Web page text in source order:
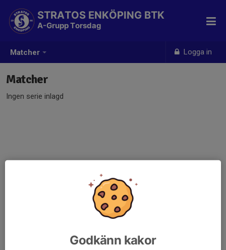
Matcher Logga in
STRATOS ENKÖPING BTK
A-Grupp Torsdag
Matcher
Ingen serie inlagd
Godkänn kakor